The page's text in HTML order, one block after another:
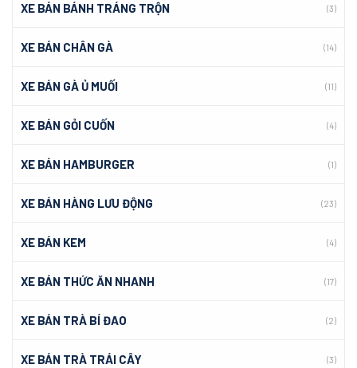
XE BÁN BÁNH TRÁNG TRỘN (3)
XE BÁN CHÂN GÀ (14)
XE BÁN GÀ Ủ MUỐI (11)
XE BÁN GỎI CUỐN (4)
XE BÁN HAMBURGER (1)
XE BÁN HÀNG LƯU ĐỘNG (23)
XE BÁN KEM (4)
XE BÁN THỨC ĂN NHANH (17)
XE BÁN TRÀ BÍ ĐAO (2)
XE BÁN TRÀ TRÁI CÂY (3)